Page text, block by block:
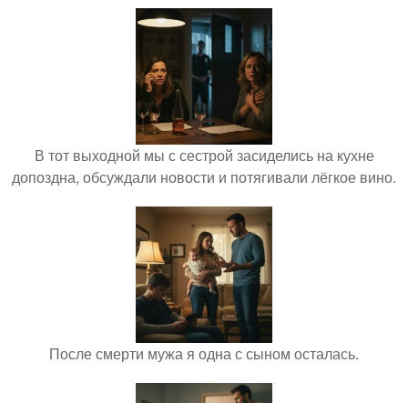
В тот выходной мы с сестрой засиделись на кухне
допоздна, обсуждали новости и потягивали лёгкое вино.
После смерти мужа я одна с сыном осталась.